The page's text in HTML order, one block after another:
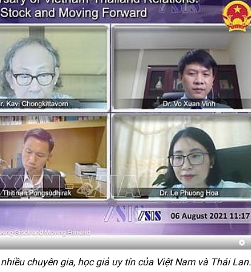
chuyên gia, học giả uy tín của Việt Nam và Thái Lan.